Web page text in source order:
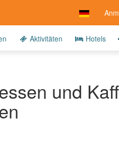
Aktivitäten Hotels
und